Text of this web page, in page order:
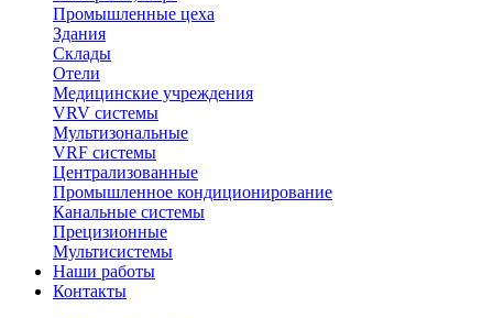
Промышленные цеха
Здания
Склады
Отели
Медицинские учреждения
VRV системы
Мультизональные
VRF системы
Централизованные
Промышленное кондиционирование
Канальные системы
Прецизионные
Мультисистемы
Наши работы
Контакты